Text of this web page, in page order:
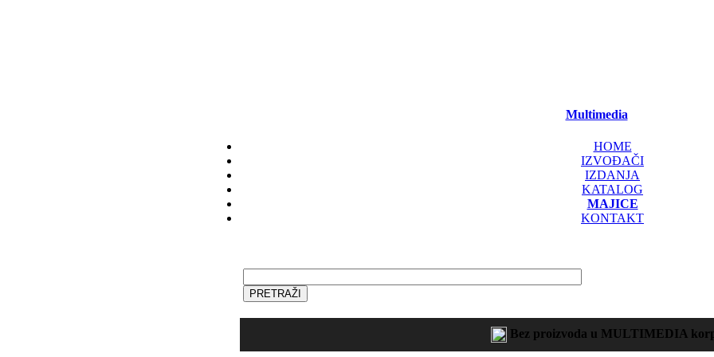
Multimedia
HOME
IZVOĐAČI
IZDANJA
KATALOG
MAJICE
KONTAKT
Bez proizvoda u MULTIMEDIA